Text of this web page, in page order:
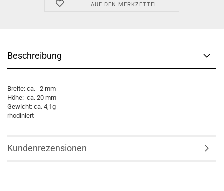
AUF DEN MERKZETTEL
Beschreibung
Breite: ca. 2 mm
Höhe: ca. 20 mm
Gewicht: ca. 4,1g
rhodiniert
Kundenrezensionen